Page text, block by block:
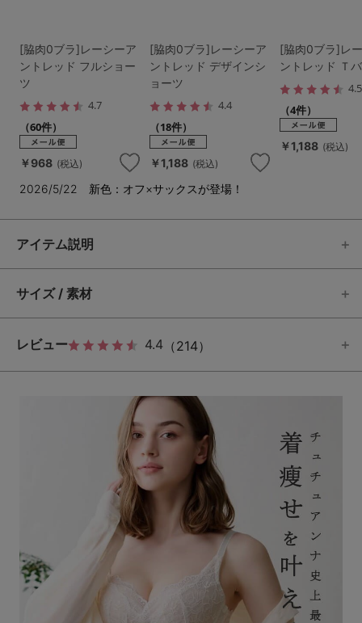
[脇肉0ブラ]レーシーア
ントレッド フルショー
ツ
4.7
（60件）
￥968 (税込)
[脇肉0ブラ]レーシーア
ントレッド デザインシ
ョーツ
4.4
（18件）
￥1,188 (税込)
[脇肉0ブラ]レ
ントレッド Ｔ
4.5
（4件）
￥1,188 (税込)
2026/5/22 新色：オフ×サックスが登場！
アイテム説明
サイズ / 素材
レビュー 4.4 （214）